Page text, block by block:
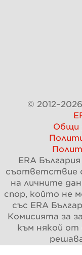
© 2012–2026
Общи
ERA
съответствие
на личните
спор, който не
със ERA
Комисията за
към някой от